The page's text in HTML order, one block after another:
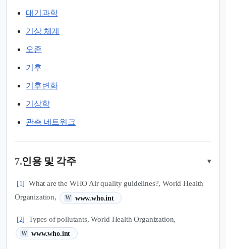
대기과학
기상 체계
오존
기후
기후변화
기상학
관측 네트워크
7.인용 및 각주 ▾
[1] What are the WHO Air quality guidelines?, World Health
Organization,
W www.who.int
(새 탭에서 열림)
[2] Types of pollutants, World Health Organization,
W www.who.int
(새 탭에서 열림)